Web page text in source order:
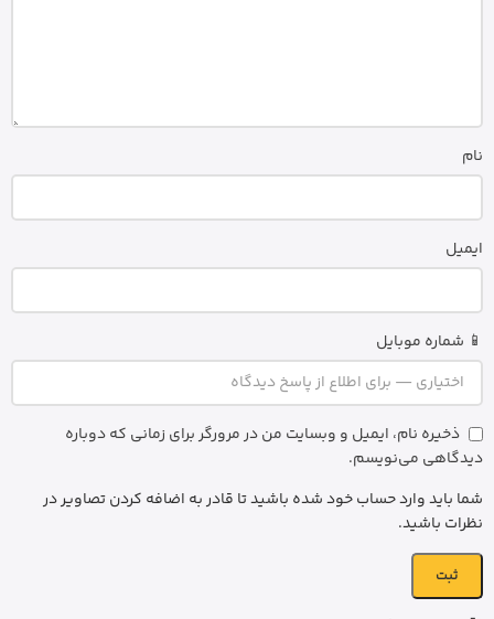
نام
ایمیل
📱 شماره موبایل
ذخیره نام، ایمیل و وبسایت من در مرورگر برای زمانی که دوباره
دیدگاهی می‌نویسم.
شما باید وارد حساب خود شده باشید تا قادر به اضافه کردن تصاویر در
نظرات باشید.